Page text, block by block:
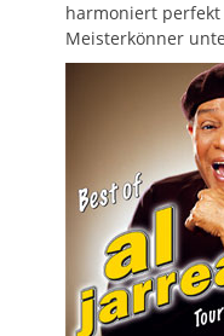
harmoniert
Meisterkönner